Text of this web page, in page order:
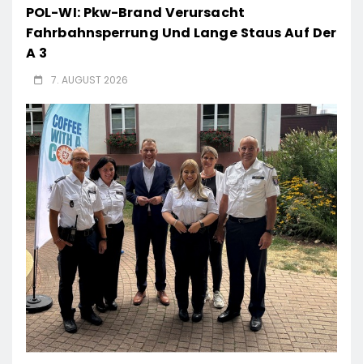
POL-WI: Pkw-Brand Verursacht
Fahrbahnsperrung Und Lange Staus Auf Der
A 3
7. AUGUST 2026